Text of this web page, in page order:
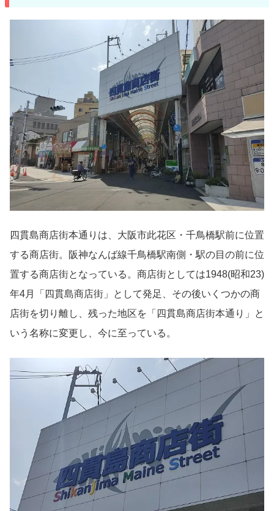
四貫島商店街本通りは、大阪市此花区・千鳥橋駅前に位置
する商店街。阪神なんば線千鳥橋駅南側・駅の目の前に位
置する商店街となっている。商店街としては1948(昭和23)
年4月「四貫島商店街」として発足、その後いくつかの商
店街を切り離し、残った地区を「四貫島商店街本通り」と
いう名称に変更し、今に至っている。